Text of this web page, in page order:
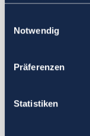
Notwendig
Präferenzen
Statistiken